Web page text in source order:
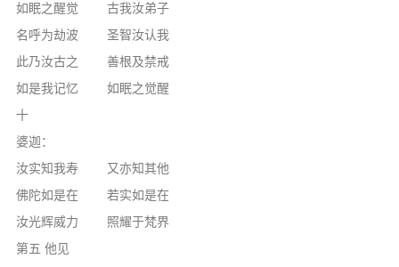
如眠之醒觉 古我汝弟子
名呼为劫波 圣智汝认我
此乃汝古之 善根及禁戒
如是我记忆 如眠之觉醒
十
婆迦：
汝实知我寿 又亦知其他
佛陀如是在 若实如是在
汝光辉威力 照耀于梵界
第五 他见